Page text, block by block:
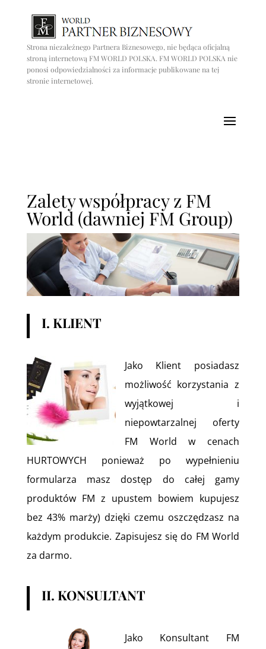
Strona niezależnego Partnera Biznesowego, nie będąca oficjalną
stroną internetową FM WORLD POLSKA. FM WORLD POLSKA nie
ponosi odpowiedzialności za informacje publikowane na tej
stronie internetowej.
Zalety współpracy z FM
World (dawniej FM Group)
I. KLIENT
Jako Klient posiadasz
możliwość korzystania z
wyjątkowej i
niepowtarzalnej oferty
FM World w cenach
HURTOWYCH ponieważ po wypełnieniu
formularza masz dostęp do całej gamy
produktów FM z upustem bowiem kupujesz
bez 43% marży) dzięki czemu oszczędzasz na
każdym produkcie. Zapisujesz się do FM World
za darmo.
II. KONSULTANT
Jako Konsultant FM